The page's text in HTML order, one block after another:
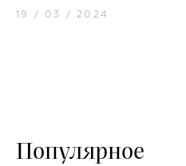
19 / 03 / 2024
Популярное